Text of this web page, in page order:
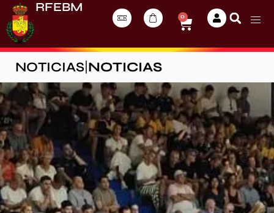
RFEBM
0
NOTICIAS NOTICIAS